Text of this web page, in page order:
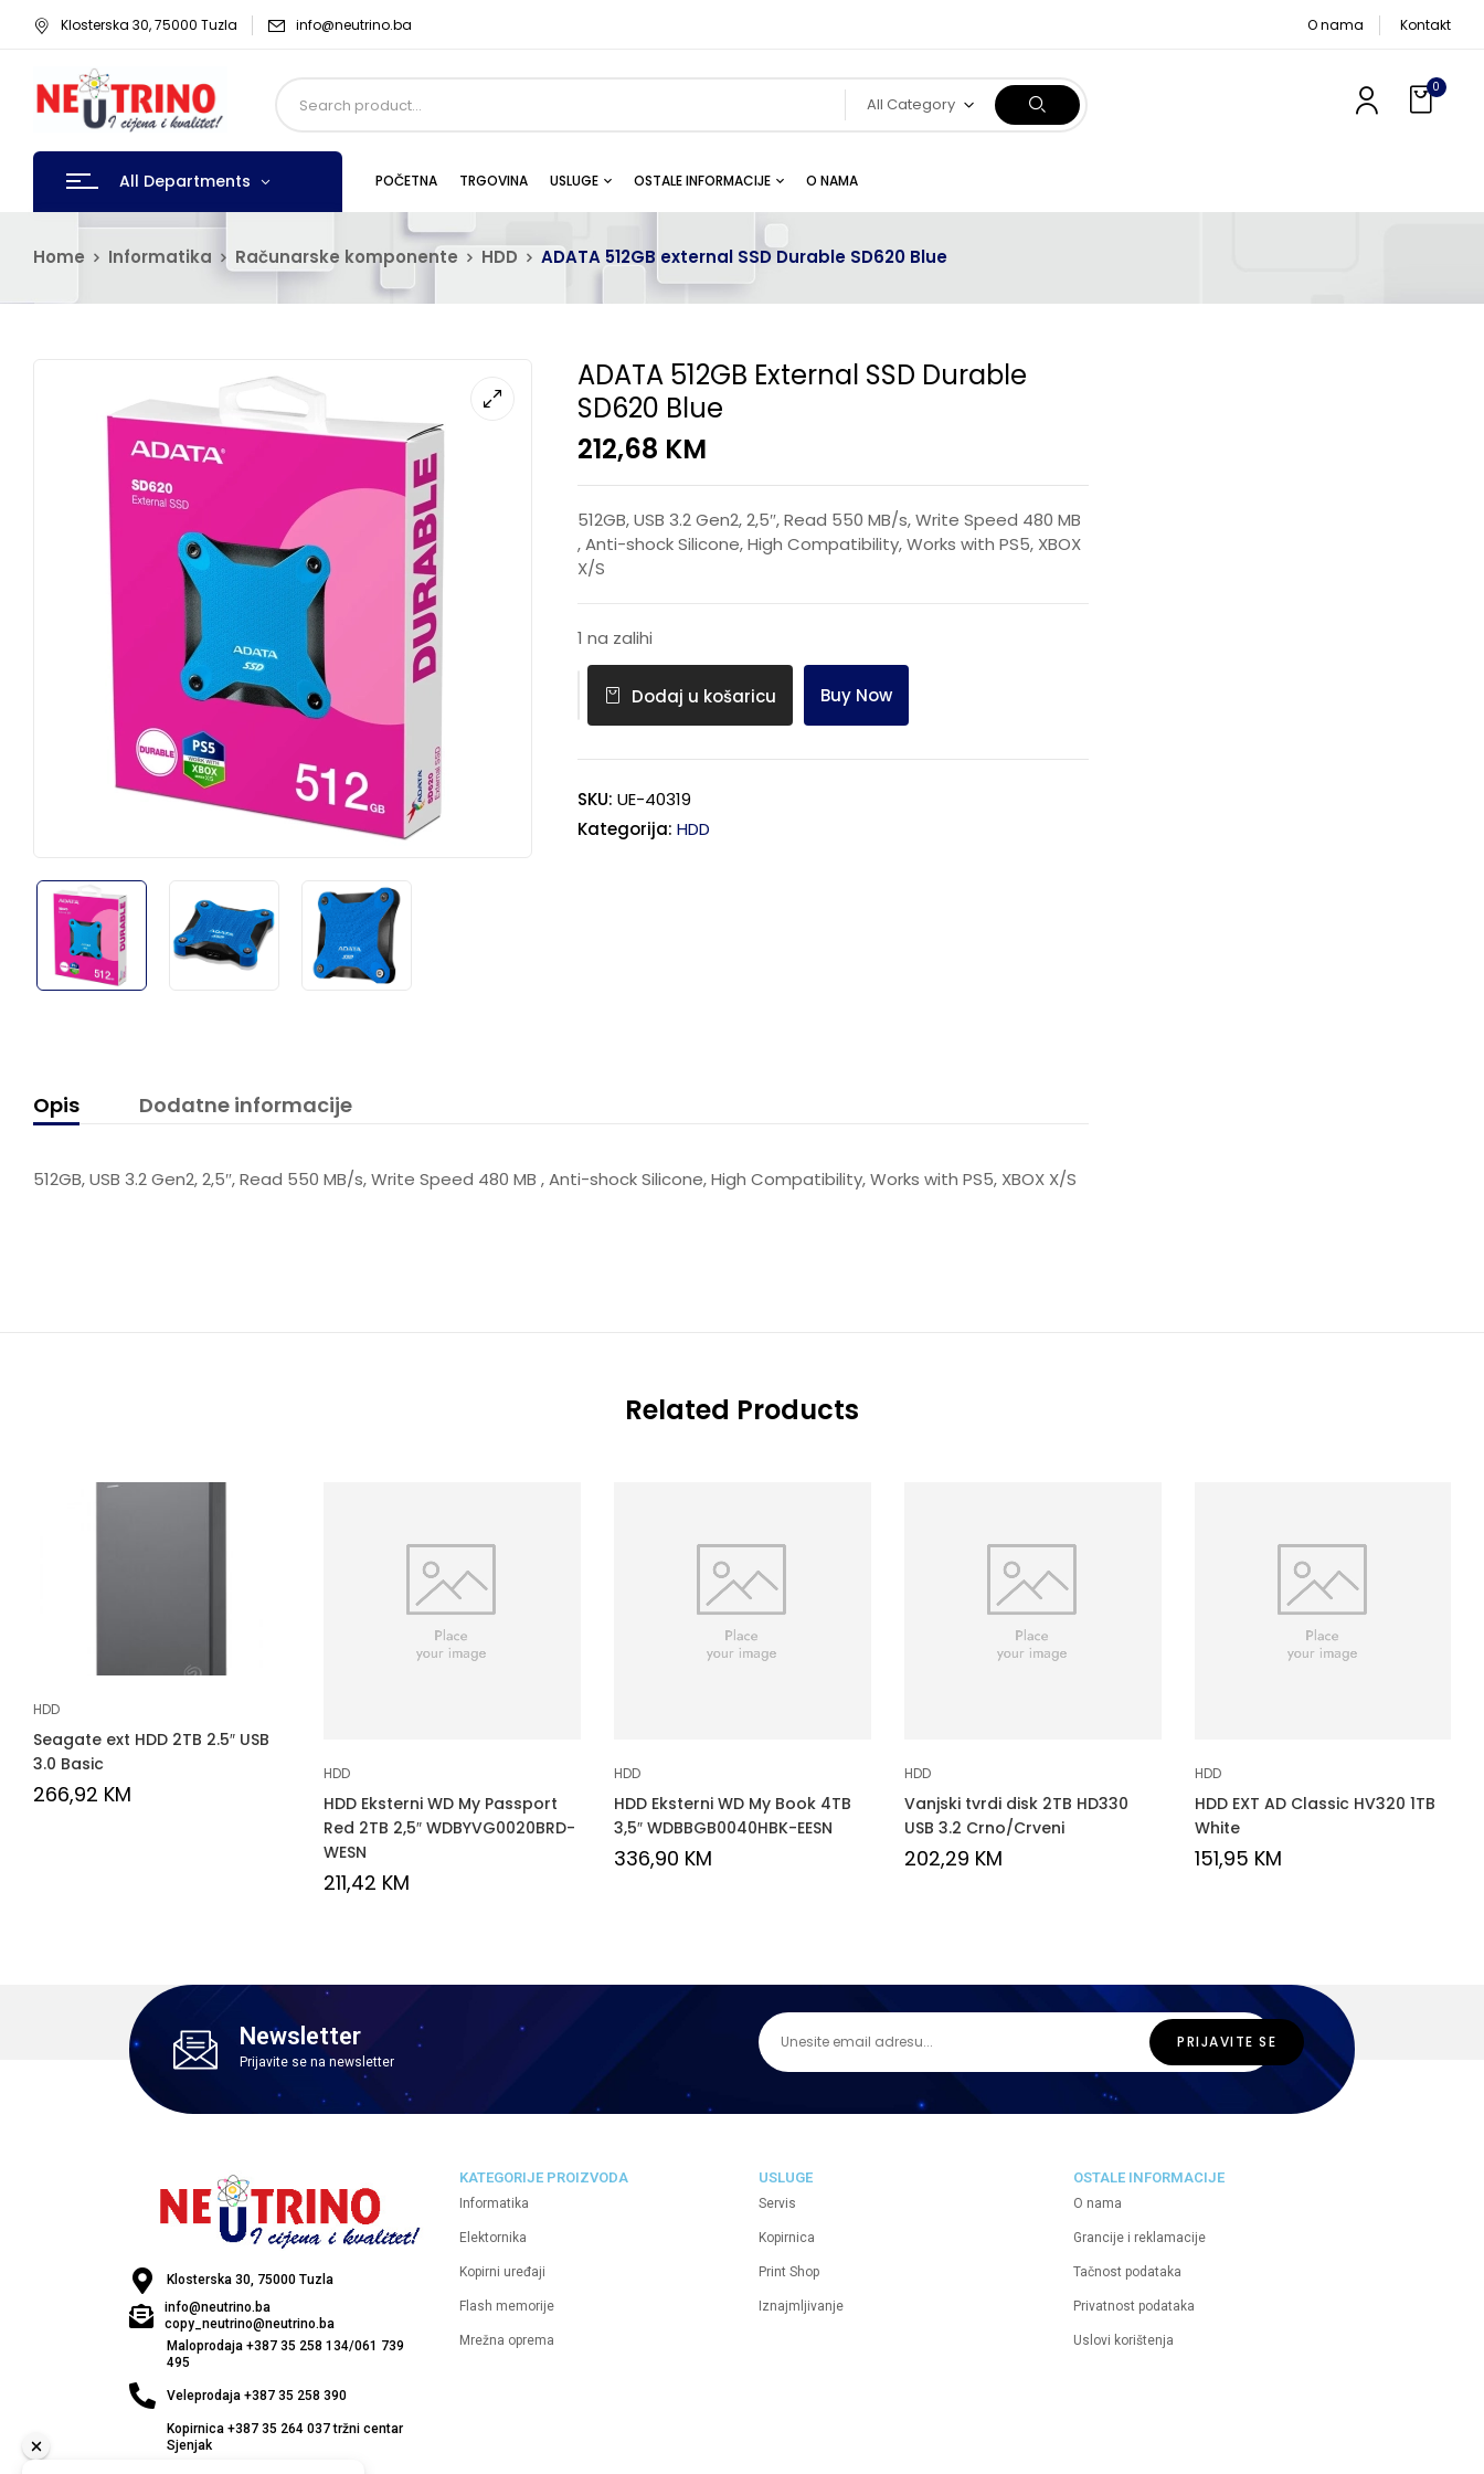
Klosterska 30, 75000 Tuzla info@neutrino.ba O nama Kontakt
All Category
0
All Departments POČETNA TRGOVINA USLUGE OSTALE INFORMACIJE O NAMA
Home Informatika Računarske komponente HDD ADATA 512GB external SSD Durable SD620 Blue
ADATA 512GB External SSD Durable
SD620 Blue
212,68 KM
512GB, USB 3.2 Gen2, 2,5″, Read 550 MB/s, Write Speed 480 MB
, Anti-shock Silicone, High Compatibility, Works with PS5, XBOX
X/S
1 na zalihi
Dodaj u košaricu Buy Now
SKU: UE-40319
Kategorija: HDD
Opis Dodatne informacije
512GB, USB 3.2 Gen2, 2,5″, Read 550 MB/s, Write Speed 480 MB , Anti-shock Silicone, High Compatibility, Works with PS5, XBOX X/S
Related Products
HDD
Seagate ext HDD 2TB 2.5″ USB
3.0 Basic
266,92 KM
HDD
HDD Eksterni WD My Passport
Red 2TB 2,5″ WDBYVG0020BRD-
WESN
211,42 KM
HDD
HDD Eksterni WD My Book 4TB
3,5″ WDBBGB0040HBK-EESN
336,90 KM
HDD
Vanjski tvrdi disk 2TB HD330
USB 3.2 Crno/Crveni
202,29 KM
HDD
HDD EXT AD Classic HV320 1TB
White
151,95 KM
Newsletter
Prijavite se na newsletter
Klosterska 30, 75000 Tuzla
info@neutrino.ba
copy_neutrino@neutrino.ba
Maloprodaja +387 35 258 134/061 739
495
Veleprodaja +387 35 258 390
Kopirnica +387 35 264 037 tržni centar
Sjenjak
KATEGORIJE PROIZVODA
Informatika
Elektornika
Kopirni uređaji
Flash memorije
Mrežna oprema
USLUGE
Servis
Kopirnica
Print Shop
Iznajmljivanje
OSTALE INFORMACIJE
O nama
Grancije i reklamacije
Tačnost podataka
Privatnost podataka
Uslovi korištenja